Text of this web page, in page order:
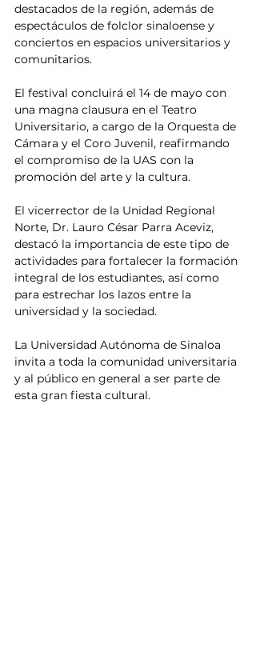
destacados de la región, además de
espectáculos de folclor sinaloense y
conciertos en espacios universitarios y
comunitarios.
El festival concluirá el 14 de mayo con
una magna clausura en el Teatro
Universitario, a cargo de la Orquesta de
Cámara y el Coro Juvenil, reafirmando
el compromiso de la UAS con la
promoción del arte y la cultura.
El vicerrector de la Unidad Regional
Norte, Dr. Lauro César Parra Aceviz,
destacó la importancia de este tipo de
actividades para fortalecer la formación
integral de los estudiantes, así como
para estrechar los lazos entre la
universidad y la sociedad.
La Universidad Autónoma de Sinaloa
invita a toda la comunidad universitaria
y al público en general a ser parte de
esta gran fiesta cultural.